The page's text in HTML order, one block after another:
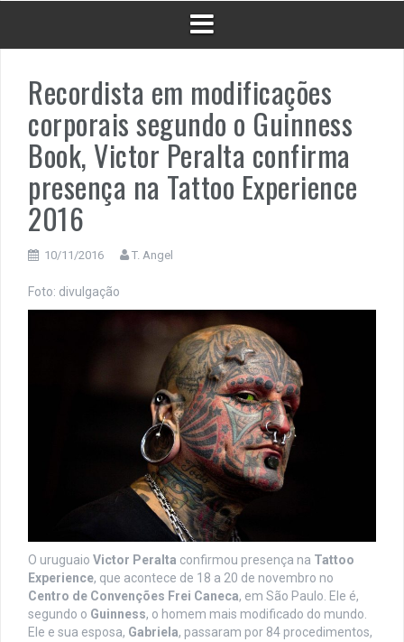
Recordista em modificações
corporais segundo o Guinness
Book, Victor Peralta confirma
presença na Tattoo Experience
2016
10/11/2016 T. Angel
Foto: divulgação
O uruguaio Victor Peralta confirmou presença na Tattoo
Experience, que acontece de 18 a 20 de novembro no
Centro de Convenções Frei Caneca, em São Paulo. Ele é,
segundo o Guinness, o homem mais modificado do mundo.
Ele e sua esposa, Gabriela, passaram por 84 procedimentos,